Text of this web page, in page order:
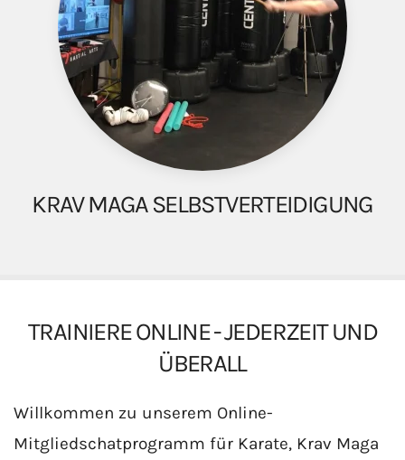
KRAV MAGA SELBSTVERTEIDIGUNG
TRAINIERE ONLINE - JEDERZEIT UND
ÜBERALL
Willkommen zu unserem Online-
Mitgliedschatprogramm für Karate, Krav Maga